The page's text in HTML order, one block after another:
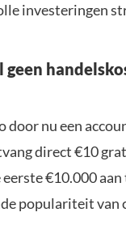
investeringen
geen
nu een
direct €10
€10.000
populariteit van